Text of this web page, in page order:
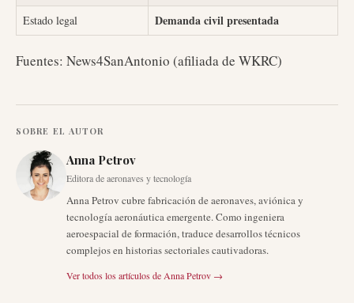
Estado legal Demanda civil presentada
Fuentes: News4SanAntonio (afiliada de WKRC)
SOBRE EL AUTOR
Anna Petrov
Editora de aeronaves y tecnología
Anna Petrov cubre fabricación de aeronaves, aviónica y
tecnología aeronáutica emergente. Como ingeniera
aeroespacial de formación, traduce desarrollos técnicos
complejos en historias sectoriales cautivadoras.
Ver todos los artículos de Anna Petrov →